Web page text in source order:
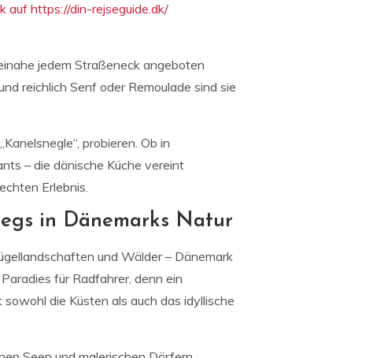
auf https://din-rejseguide.dk/
jedem Straßeneck angeboten
reichlich Senf oder Remoulade sind sie
probieren. Ob in
– die dänische Küche vereint
Erlebnis.
in Dänemarks Natur
und Wälder – Dänemark
für Radfahrer, denn ein
die Küsten als auch das idyllische